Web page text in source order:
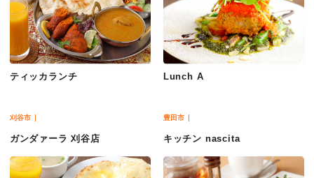
ティッカランチ Lunch A
刈谷市
ガンダァーラ 刈谷店
豊田市
キッチン nascita